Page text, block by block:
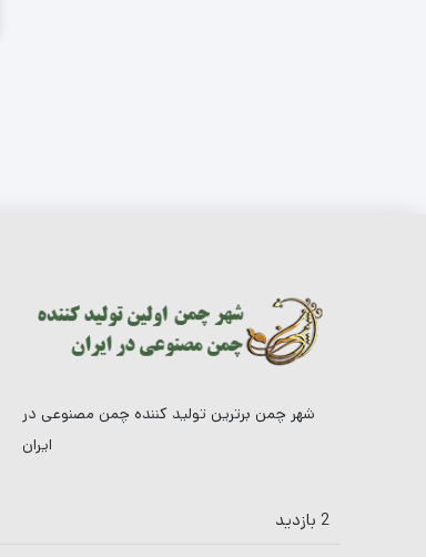
شهر چمن برترین تولید کننده چمن مصنوعی در
ایران
2 بازدید